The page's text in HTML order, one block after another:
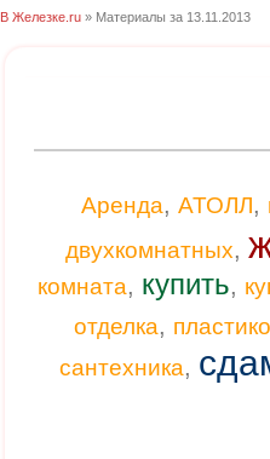
В Железке.ru » Материалы за 13.11.2013
Аренда, АТОЛЛ,
двухкомнатных,
комната, купить,
отделка,
сантехника,